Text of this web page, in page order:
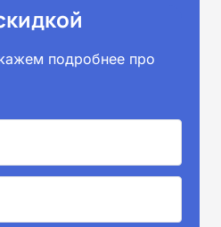
подробнее про